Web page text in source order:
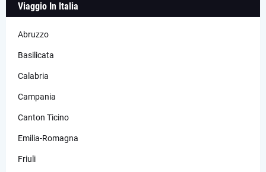
Viaggio In Italia
Abruzzo
Basilicata
Calabria
Campania
Canton Ticino
Emilia-Romagna
Friuli